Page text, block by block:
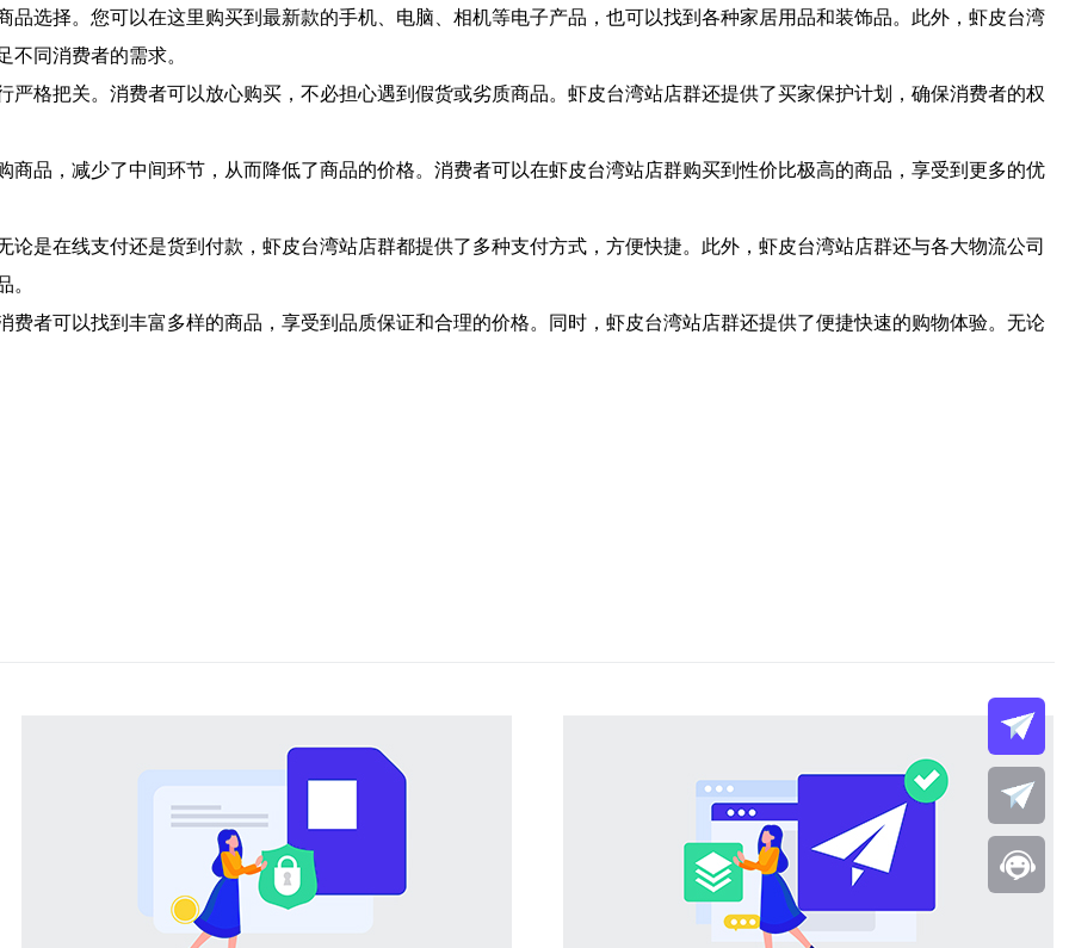
选择。您可以在这里购买到最新款的手机、电脑、相机等电子产品，也可以找到各种家居用品和装饰品。此外，虾皮台湾
同消费者的需求。
格把关。消费者可以放心购买，不必担心遇到假货或劣质商品。虾皮台湾站店群还提供了买家保护计划，确保消费者的权
品，减少了中间环节，从而降低了商品的价格。消费者可以在虾皮台湾站店群购买到性价比极高的商品，享受到更多的优
是在线支付还是货到付款，虾皮台湾站店群都提供了多种支付方式，方便快捷。此外，虾皮台湾站店群还与各大物流公司
。
者可以找到丰富多样的商品，享受到品质保证和合理的价格。同时，虾皮台湾站店群还提供了便捷快速的购物体验。无论